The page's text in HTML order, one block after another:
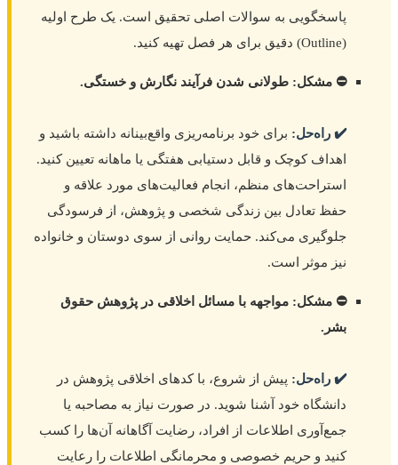
پاسخگویی به سوالات اصلی تحقیق است. یک طرح اولیه
(Outline) دقیق برای هر فصل تهیه کنید.
⛔ مشکل: طولانی شدن فرآیند نگارش و خستگی.
✔️ راه‌حل: برای خود برنامه‌ریزی واقع‌بینانه داشته باشید و
اهداف کوچک و قابل دستیابی هفتگی یا ماهانه تعیین کنید.
استراحت‌های منظم، انجام فعالیت‌های مورد علاقه و
حفظ تعادل بین زندگی شخصی و پژوهش، از فرسودگی
جلوگیری می‌کند. حمایت روانی از سوی دوستان و خانواده
نیز موثر است.
⛔ مشکل: مواجهه با مسائل اخلاقی در پژوهش حقوق
بشر.
✔️ راه‌حل: پیش از شروع، با کدهای اخلاقی پژوهش در
دانشگاه خود آشنا شوید. در صورت نیاز به مصاحبه یا
جمع‌آوری اطلاعات از افراد، رضایت آگاهانه آن‌ها را کسب
کنید و حریم خصوصی و محرمانگی اطلاعات را رعایت